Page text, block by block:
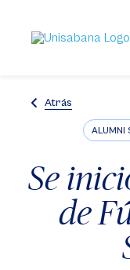
contenido
principal
Atrás
ALUMNI
Se
de